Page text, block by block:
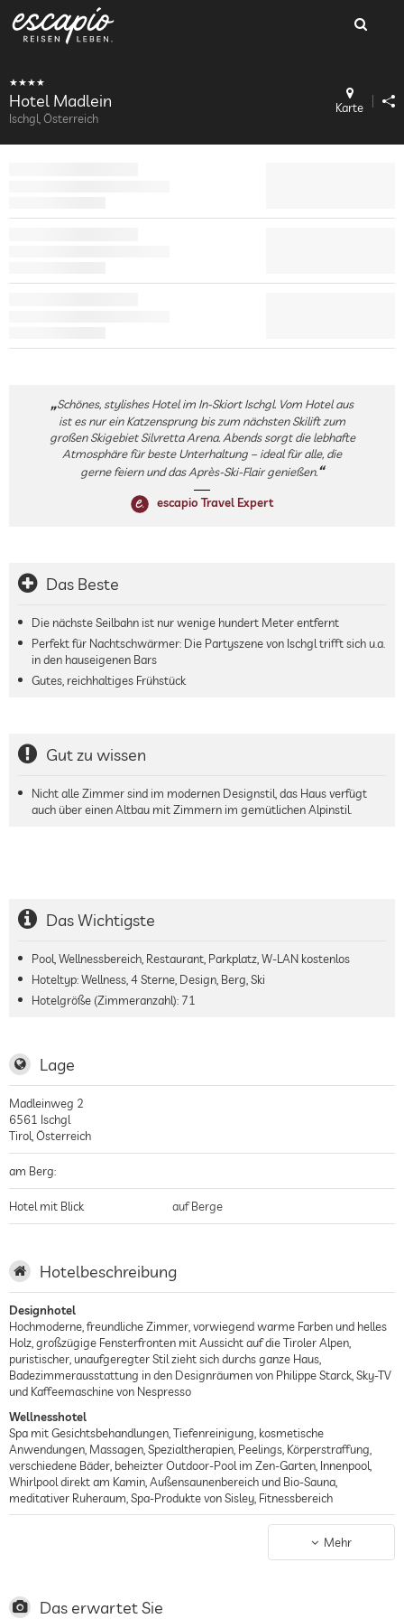
Hotel Madlein
Ischgl, Österreich
Karte
Schönes, stylishes Hotel im In-Skiort Ischgl. Vom Hotel aus
ist es nur ein Katzensprung bis zum nächsten Skilift zum
großen Skigebiet Silvretta Arena. Abends sorgt die lebhafte
Atmosphäre für beste Unterhaltung – ideal für alle, die
gerne feiern und das Après-Ski-Flair genießen.
escapio Travel Expert
Das Beste
Die nächste Seilbahn ist nur wenige hundert Meter entfernt
Perfekt für Nachtschwärmer: Die Partyszene von Ischgl trifft sich u.a.
in den hauseigenen Bars
Gutes, reichhaltiges Frühstück
Gut zu wissen
Nicht alle Zimmer sind im modernen Designstil, das Haus verfügt
auch über einen Altbau mit Zimmern im gemütlichen Alpinstil.
Das Wichtigste
Pool, Wellnessbereich, Restaurant, Parkplatz, W-LAN kostenlos
Hoteltyp: Wellness, 4 Sterne, Design, Berg, Ski
Hotelgröße (Zimmeranzahl): 71
Lage
Madleinweg 2
6561 Ischgl
Tirol Österreich
am Berg:
Hotel mit Blick auf Berge
Hotelbeschreibung
Designhotel
Hochmoderne, freundliche Zimmer, vorwiegend warme Farben und helles
Holz, großzügige Fensterfronten mit Aussicht auf die Tiroler Alpen,
puristischer, unaufgeregter Stil zieht sich durchs ganze Haus,
Badezimmerausstattung in den Designräumen von Philippe Starck, Sky-TV
und Kaffeemaschine von Nespresso
Wellnesshotel
Spa mit Gesichtsbehandlungen, Tiefenreinigung, kosmetische
Anwendungen, Massagen, Spezialtherapien, Peelings, Körperstraffung,
verschiedene Bäder, beheizter Outdoor-Pool im Zen-Garten, Innenpool,
Whirlpool direkt am Kamin, Außensaunenbereich und Bio-Sauna,
meditativer Ruheraum, Spa-Produkte von Sisley, Fitnessbereich
Hotel liegt im Skigebiet Silvretta Arena, 45 Seilbahnen und Lifte,
Snowboard- und Carving-Pisten, Langlaufpisten, Winterwanderwege,
und Skiverleih im Hotel
Mehr
Das erwartet Sie